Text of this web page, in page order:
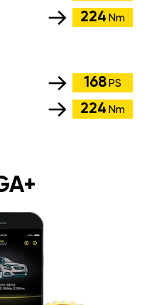
224 Nm
168 PS
224 Nm